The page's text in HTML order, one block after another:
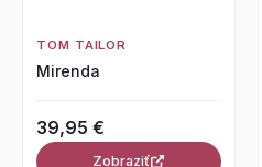
TOM TAILOR
Mirenda
39,95 €
Zobraziť